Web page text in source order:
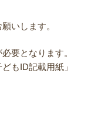
いします。
要となります。
もID記載用紙」